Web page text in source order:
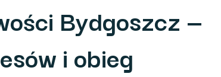
Bydgoszcz —
i obieg